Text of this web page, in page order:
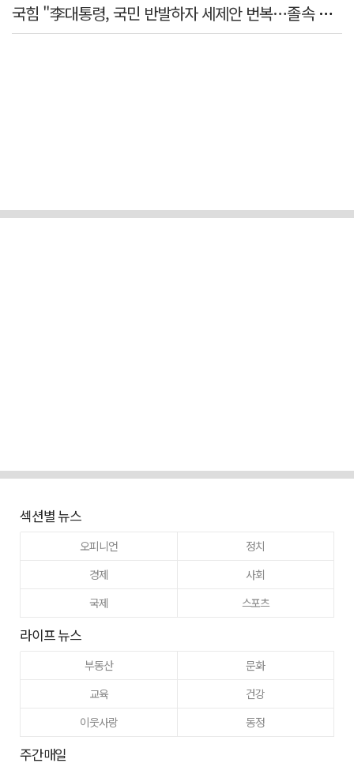
국힘 "李대통령, 국민 반발하자 세제안 번복…졸속 국정 즉각 중단"
섹션별 뉴스
오피니언
정치
경제
사회
국제
스포츠
라이프 뉴스
부동산
문화
교육
건강
이웃사랑
동정
주간매일